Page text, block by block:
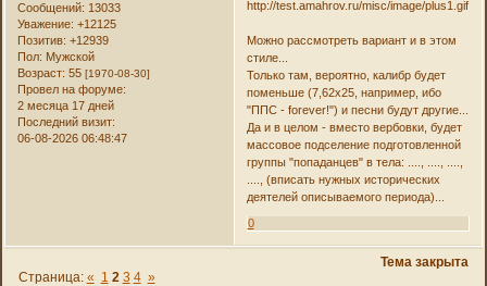
Сообщений: 13033
Уважение: +12125
Позитив: +12939
Пол: Мужской
Возраст: 55[1970-08-30]
Провел на форуме:
2 месяца 17 дней
Последний визит:
06-08-2026 06:48:47
Можно рассмотреть вариант и в этом
стиле...
Только там, вероятно, калибр будет
поменьше (7,62х25, например, ибо
"ППС - forever!") и песни будут другие...
Да и в целом - вместо вербовки, будет
массовое подселение подготовленной
группы "попаданцев" в тела: ...., ...., ....,
...., (вписать нужных исторических
деятелей описываемого периода)...
0
Тема закрыта
Страница: « 1 2 3 4 »